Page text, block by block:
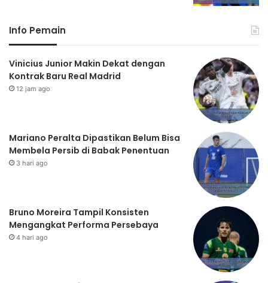
Info Pemain
Vinicius Junior Makin Dekat dengan
Kontrak Baru Real Madrid
12 jam ago
Mariano Peralta Dipastikan Belum Bisa
Membela Persib di Babak Penentuan
3 hari ago
Bruno Moreira Tampil Konsisten
Mengangkat Performa Persebaya
4 hari ago